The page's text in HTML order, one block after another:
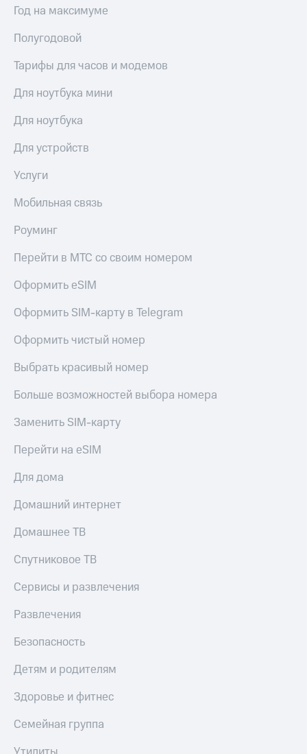
Год на максимуме
Полугодовой
Тарифы для часов и модемов
Для ноутбука мини
Для ноутбука
Для устройств
Услуги
Мобильная связь
Роуминг
Перейти в МТС со своим номером
Оформить eSIM
Оформить SIM-карту в Telegram
Оформить чистый номер
Выбрать красивый номер
Больше возможностей выбора номера
Заменить SIM-карту
Перейти на eSIM
Для дома
Домашний интернет
Домашнее ТВ
Спутниковое ТВ
Сервисы и развлечения
Развлечения
Безопасность
Детям и родителям
Здоровье и фитнес
Семейная группа